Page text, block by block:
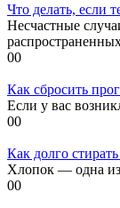
Что делать, если
Несчастные
00
Как сбросить
Если у вас
00
Как долго
Хлопок — одна
00